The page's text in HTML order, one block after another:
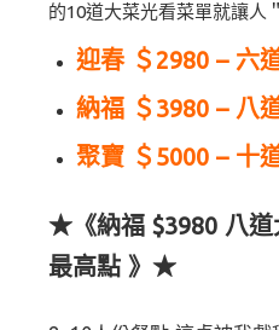
的10道大菜光看菜單就讓人
迎春 ＄2980 – 六
納福 ＄3980 – 八
聚寶 ＄5000 – 十
★《納福 $3980 八道
最高點 》★